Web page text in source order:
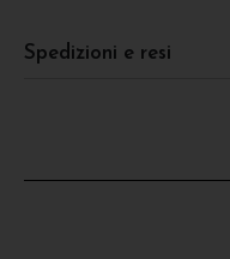
Spedizioni e resi